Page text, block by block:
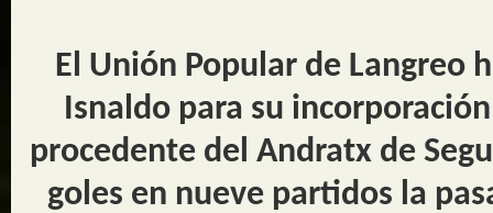
El Unión Popular de Langreo
Isnaldo para su
procedente del Andratx de
goles en nueve partidos la